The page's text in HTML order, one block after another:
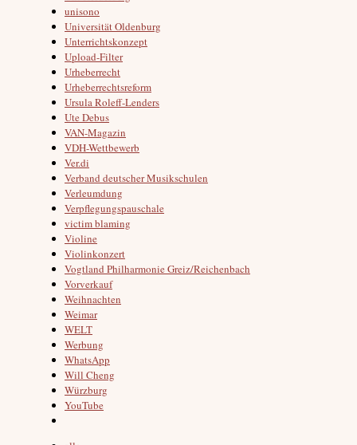
unisono
Universität Oldenburg
Unterrichtskonzept
Upload-Filter
Urheberrecht
Urheberrechtsreform
Ursula Roleff-Lenders
Ute Debus
VAN-Magazin
VDH-Wettbewerb
Ver.di
Verband deutscher Musikschulen
Verleumdung
Verpflegungspauschale
victim blaming
Violine
Violinkonzert
Vogtland Philharmonie Greiz/Reichenbach
Vorverkauf
Weihnachten
Weimar
WELT
Werbung
WhatsApp
Will Cheng
Würzburg
YouTube